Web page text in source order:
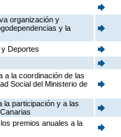
organización y
y la
Deportes
a la coordinación de las
Social del Ministerio de
la participación y a las
premios anuales a la